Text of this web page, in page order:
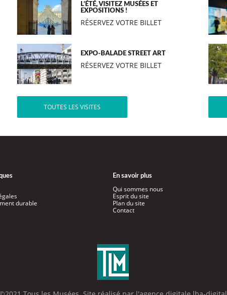
L’ÉTÉ, VISITEZ MUSÉES ET
EXPOSITIONS !
RÉSERVEZ VOTRE BILLET
EXPO-BALADE STREET ART
RÉSERVEZ VOTRE BILLET
TOUTES LES VISITES
durable
En savoir plus
Qui sommes nous
Esprit du site
Plan du site
Contact